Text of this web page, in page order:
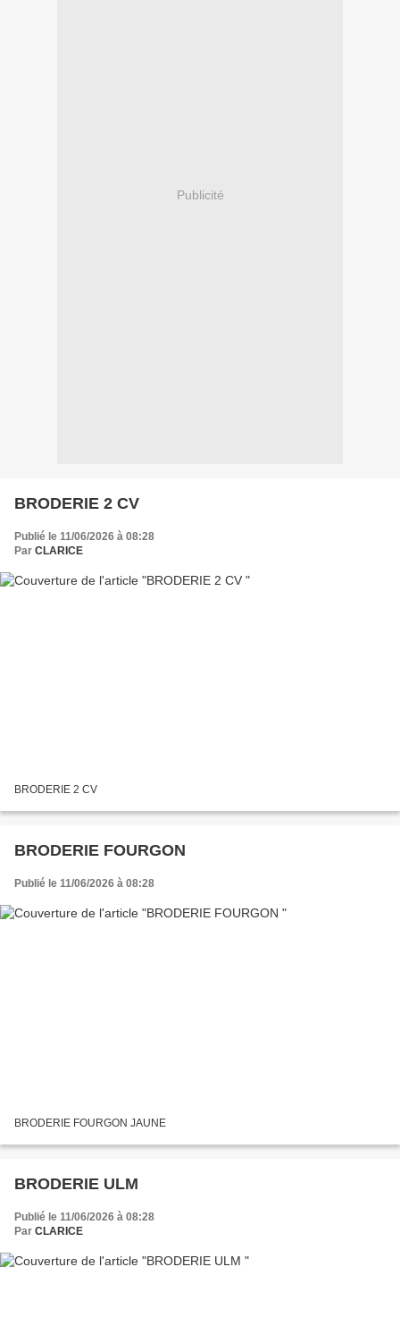
Publicité
BRODERIE 2 CV
Publié le 11/06/2026 à 08:28
Par CLARICE
BRODERIE 2 CV
BRODERIE FOURGON
Publié le 11/06/2026 à 08:28
BRODERIE FOURGON JAUNE
BRODERIE ULM
Publié le 11/06/2026 à 08:28
Par CLARICE